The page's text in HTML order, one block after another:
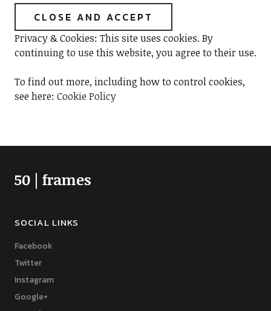
Privacy & Cookies: This site uses cookies. By
continuing to use this website, you agree to their use.
To find out more, including how to control cookies,
see here: Cookie Policy
50 | frames
SOCIAL LINKS
Facebook
Twitter
Instagram
Google+